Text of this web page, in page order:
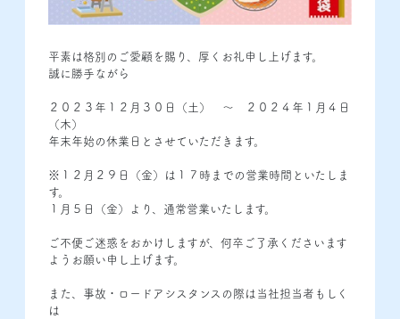
平素は格別のご愛顧を賜り、厚くお礼申し上げます。
誠に勝手ながら
２０２３年１２月３０日（土） ～ ２０２４年１月４日
（木）
年末年始の休業日とさせていただきます。
※１２月２９日（金）は１７時までの営業時間といたしま
す。
１月５日（金）より、通常営業いたします。
ご不便ご迷惑をおかけしますが、何卒ご了承くださいます
ようお願い申し上げます。
また、事故・ロードアシスタンスの際は当社担当者もしく
は